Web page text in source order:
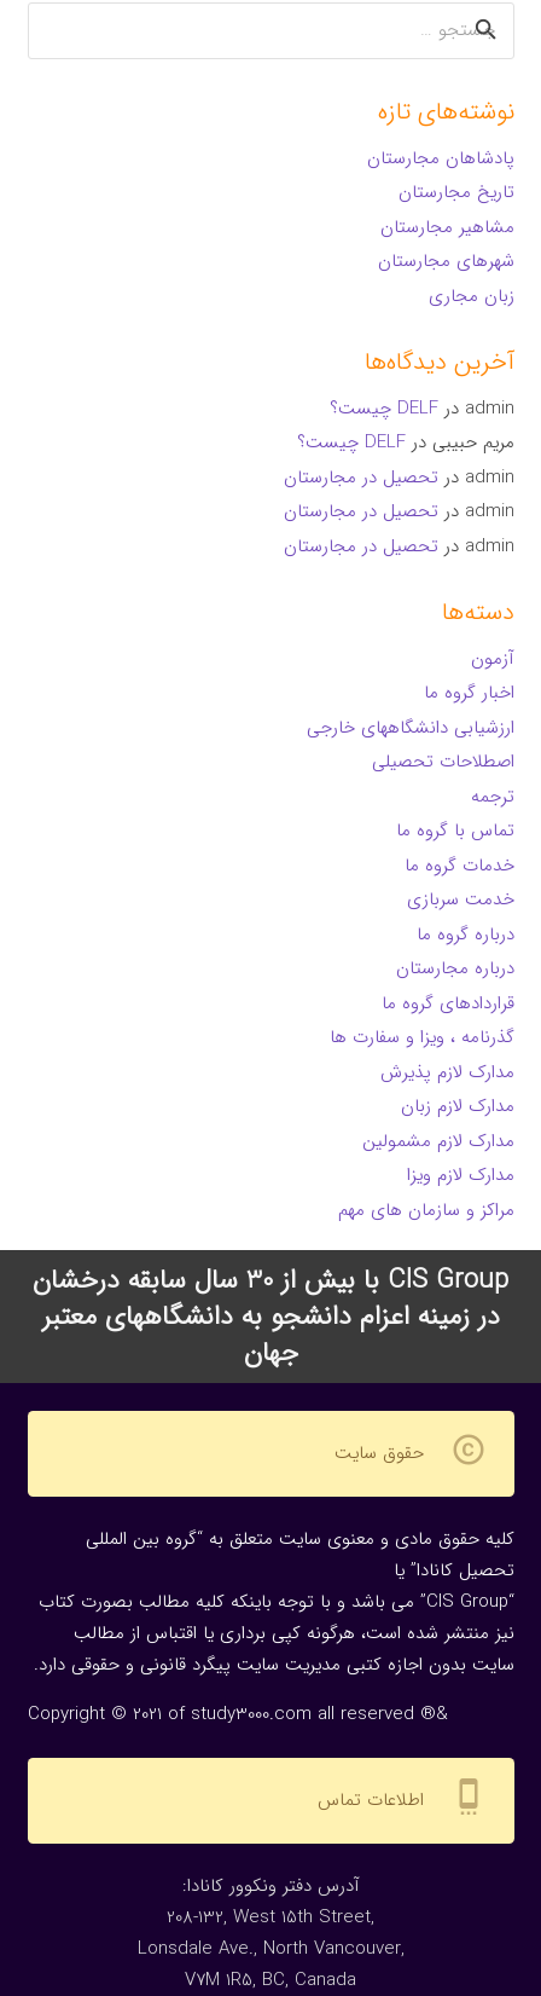
جستجو
برای:
نوشته‌های تازه
پادشاهان مجارستان
تاریخ مجارستان
مشاهیر مجارستان
شهرهای مجارستان
زبان مجاری
آخرین دیدگاه‌ها
admin درDELF چیست؟
مریم حبیبی درDELF چیست؟
admin در تحصیل در مجارستان
admin در تحصیل در مجارستان
admin در تحصیل در مجارستان
دسته‌ها
آزمون
اخبار گروه ما
ارزشیابی دانشگاههای خارجی
اصطلاحات تحصیلی
ترجمه
تماس با گروه ما
خدمات گروه ما
خدمت سربازی
درباره گروه ما
درباره مجارستان
قراردادهای گروه ما
گذرنامه ، ویزا و سفارت ها
مدارک لازم پذیرش
مدارک لازم زبان
مدارک لازم مشمولین
مدارک لازم ویزا
مراکز و سازمان های مهم
CIS Group با بیش از 30 سال سابقه درخشان
در زمینه اعزام دانشجو به دانشگاههای معتبر
جهان
copyright حقوق سایت
کلیه حقوق مادی و معنوی سایت متعلق به “گروه بین المللی
تحصیل کانادا” یا
“CIS Group” می باشد و با توجه باینکه کلیه مطالب بصورت کتاب
نیز منتشر شده است، هرگونه كپی برداری یا اقتباس از مطالب
سایت بدون اجازه كتبی مدیریت سایت پیگرد قانونی و حقوقی دارد.
Copyright © 2021 of study3000.com all reserved ®&
settings_cell اطلاعات تماس
:آدرس دفتر ونکوور کانادا
208-132, West 15th Street,
Lonsdale Ave., North Vancouver,
V7M 1R5, BC, Canada